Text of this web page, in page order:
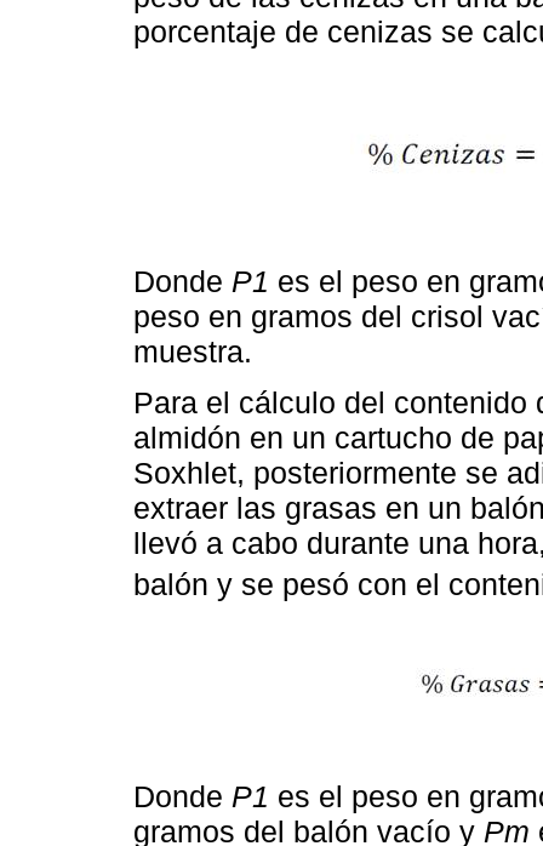
porcentaje de cenizas se
Donde P1 es el peso en
peso en gramos del crisol
muestra.
Para el cálculo del contenido
almidón en un cartucho de
Soxhlet, posteriormente se
extraer las grasas en un
llevó a cabo durante una
balón y se pesó con el
Donde P1 es el peso en
gramos del balón vacío y Pm